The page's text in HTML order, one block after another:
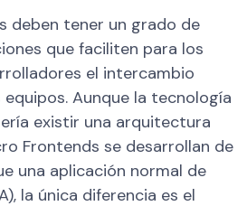
deben tener un grado de
que faciliten para los
el intercambio
Aunque la tecnología
existir una arquitectura
Frontends se desarrollan de
una aplicación normal de
la única diferencia es el